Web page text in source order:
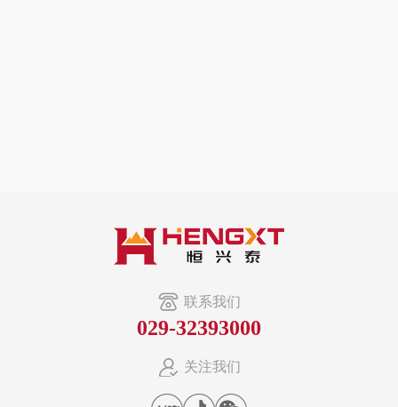
联系我们
029-32393000
关注我们